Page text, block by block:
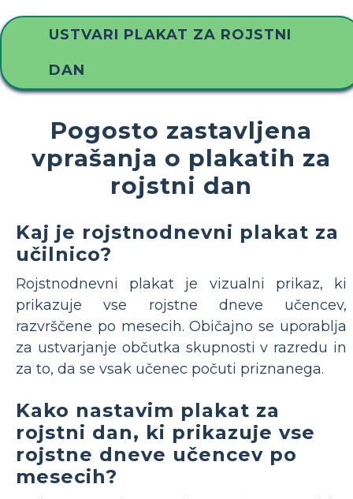
USTVARI PLAKAT ZA ROJSTNI
DAN
Pogosto zastavljena
vprašanja o plakatih za
rojstni dan
Kaj je rojstnodnevni plakat za
učilnico?
Rojstnodnevni plakat je vizualni prikaz, ki
prikazuje vse rojstne dneve učencev,
razvrščene po mesecih. Običajno se uporablja
za ustvarjanje občutka skupnosti v razredu in
za to, da se vsak učenec počuti priznanega.
Kako nastavim plakat za
rojstni dan, ki prikazuje vse
rojstne dneve učencev po
mesecih?